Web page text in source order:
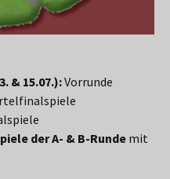
& 15.07.):Vorrunde
der A- & B-Rundemit